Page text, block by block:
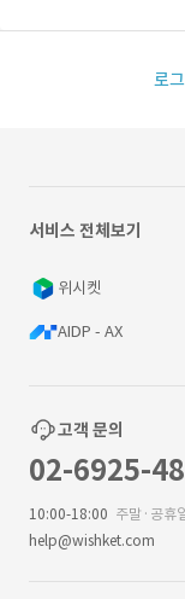
로
서비스 전체보기
위시켓
AIDP - AX
고객 문의
02-6925-
10:00-18:00 주말·공휴
help@wishket.com